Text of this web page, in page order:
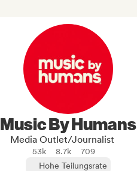
Music By Humans
Media Outlet/Journalist
53k 8.7k
709
Hohe Teilungsrate